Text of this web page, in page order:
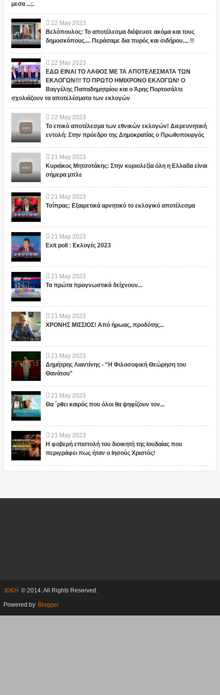
μεσα ...;.
22 May 2023
Βελόπουλος: Το αποτέλεσμα διέψευσε ακόμα και τους
δημοσκόπους.... Περάσαμε δια πυρός και σιδήρου.... !!
22 May 2023
ΕΔΩ ΕΙΝΑΙ ΤΟ ΛΑΘΟΣ ΜΕ ΤΑ ΑΠΟΤΕΛΕΣΜΑΤΑ ΤΩΝ
ΕΚΛΟΓΩΝ!!! ΤΟ ΠΡΩΤΟ ΗΜΙΧΡΟΝΟ ΕΚΛΟΓΩΝ! Ο
Βαγγέλης Παπαδημητρίου και ο Άρης Πορτοσάλτε
σχολιάζουν τα αποτελέσματα των εκλογών
22 May 2023
Το επικό αποτέλεσμα των εθνικών εκλογών! Διερευνητική
εντολή: Στην πρόεδρο της Δημοκρατίας ο Πρωθυπουργός
21 May 2023
Κυριάκος Μητσοτάκης: Στην κυριολεξία όλη η Ελλαδα είναι
σήμερα μπλε
21 May 2023
Τσίπρας: Εξαιρετικά αρνητικό το εκλογικό αποτέλεσμα
21 May 2023
Exit poll : Εκλογές 2023
21 May 2023
Τα πρώτα προγνωστικά δείχνουν...
21 May 2023
ΧΡΟΝΗΣ ΜΙΣΣΙΟΣ! Από ήρωας, προδότης...
21 May 2023
Δημήτρης Λιαντίνης - "Η Φιλοσοφική Θεώρηση του
Θανάτου"
21 May 2023
Θα ΄ρθει καιρός που όλοι θα ψηφίζουν τον...
21 May 2023
Η φοβερή επιστολή του διοικητή της Ιουδαίας που
περιγράφει πως ήταν ο Ιησούς Χριστός!
ΙΩΚΗ © 2014. All Rights Reserved.
Powered by Blogger